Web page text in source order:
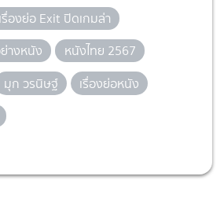
เรื่องย่อ Exit ปิดเกมล่า
างหนัง
หนังไทย 2567
มุก วรนิษฐ์
เรื่องย่อหนัง